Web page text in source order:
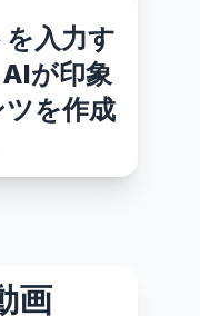
入力す
が印象
を作成
画